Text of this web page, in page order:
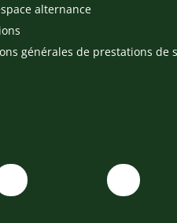
alternance
générales de prestations de